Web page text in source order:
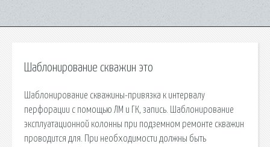
Шаблонирование скважин это
Шаблонирование скважины-привязка к интервалу
перфорации с помощью ЛМ и ГК, запись. Шаблонирование
эксплуатационной колонны при подземном ремонте скважин
проводится для. При необходимости должны быть